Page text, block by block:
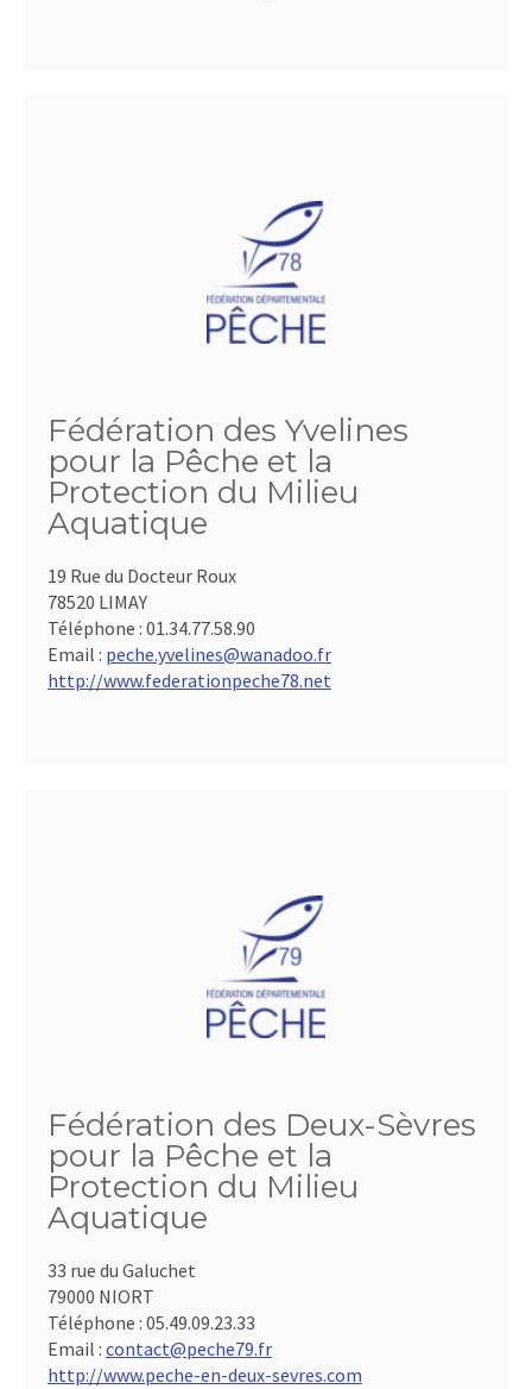
Fédération des Yvelines
pour la Pêche et la
Protection du Milieu
Aquatique
19 Rue du Docteur Roux
78520 LIMAY
Téléphone : 01.34.77.58.90
Email : peche.yvelines@wanadoo.fr
http://www.federationpeche78.net
Fédération des Deux-Sèvres
pour la Pêche et la
Protection du Milieu
Aquatique
33 rue du Galuchet
79000 NIORT
Téléphone : 05.49.09.23.33
Email : contact@peche79.fr
http://www.peche-en-deux-sevres.com